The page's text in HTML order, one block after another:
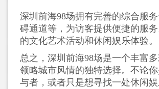
深圳前海98场拥有完善的综合服
碍通道等，为访客提供便捷的服
的文化艺术活动和休闲娱乐体验。
总之，深圳前海98场是一个丰富
领略城市风情的独特选择。不论
与者，或者只是想寻找一处休闲